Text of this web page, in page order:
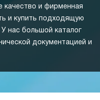
качество и фирменная
и купить подходящую
нас большой каталог
документацией и